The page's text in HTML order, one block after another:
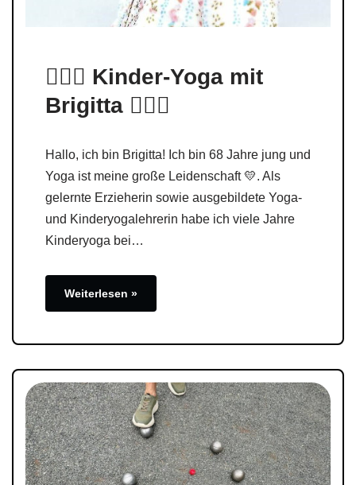
🧘🏼‍♀️ Kinder-Yoga mit
Brigitta 🧘🏼‍♀️
Hallo, ich bin Brigitta! Ich bin 68 Jahre jung und
Yoga ist meine große Leidenschaft 💛. Als
gelernte Erzieherin sowie ausgebildete Yoga-
und Kinderyogalehrerin habe ich viele Jahre
Kinderyoga bei…
Weiterlesen »